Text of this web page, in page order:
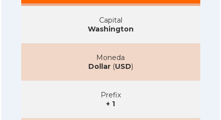
Capital
Washington
Moneda
Dollar(USD)
Prefix
+ 1